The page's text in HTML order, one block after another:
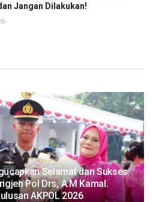
Jangan Dilakukan!
Selamat dan Sukses
Pol Drs, A.M Kamal.
AKPOL 2026